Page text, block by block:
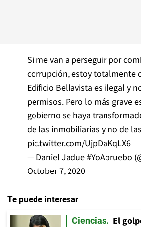
Si me van a perseguir por
corrupción, estoy totalmente
Edificio Bellavista es ilegal y
permisos. Pero lo más grave
gobierno se haya
de las inmobiliarias y no de
pic.twitter.com/UjpDaKqLX6
— Daniel Jadue #YoApruebo
October 7, 2020
Te puede interesar
Ciencias
El